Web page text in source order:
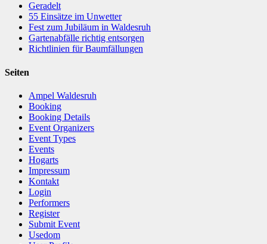
Geradelt
​55 Einsätze im Unwetter
Fest zum Jubiläum in Waldesruh
Gartenabfälle richtig entsorgen
Richtlinien für Baumfällungen
Seiten
Ampel Waldesruh
Booking
Booking Details
Event Organizers
Event Types
Events
Hogarts
Impressum
Kontakt
Login
Performers
Register
Submit Event
Usedom